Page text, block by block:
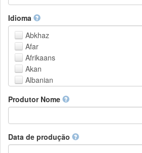
issn
istc
lissn
lsid
pmid
purl
upc
url
urn
DASH-NRS
Idioma
Abkhaz
Afar
Afrikaans
Akan
Albanian
Arabic
Armenian
Assamese
Avaric
Produtor Nome
Data de produção